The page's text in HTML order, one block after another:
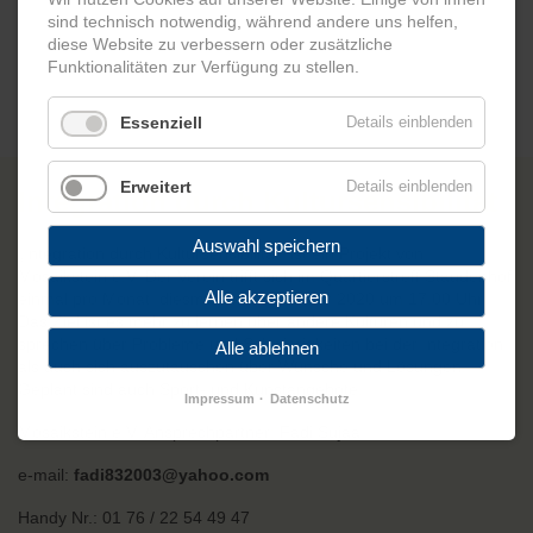
25.01.2020 17:00
Integration durch Kultursensibilität
„Integration durch Kultursensibilität" ist ein Projekt von
Mosaikstein e.V. Der Verein trifft sich im Quartierstreff Staudenhof
einmal pro Monat, diesmal am 25. Januar 2020 um 17.00 Uhr.
Das Ziel ist es mehr zu lernen über andere Kulturen und zu
sprechen über Probleme und Schwierigkeiten bei der Integration,
als auch sich auszutauschen über Wünsche und Lösungen.
Mosaikstein e.V. Ansprechpartner: Fadi Sujaa
e-mail: fadi832003@yahoo.com
Handy Nr.: 01 76 / 22 54 49 47
sind technisch notwendig, während andere uns helfen,
diese Website zu verbessern oder zusätzliche
Funktionalitäten zur Verfügung zu stellen.
Essenziell Details einblenden
Erweitert Details einblenden
Auswahl speichern
Alle akzeptieren
Alle ablehnen
Impressum Datenschutz